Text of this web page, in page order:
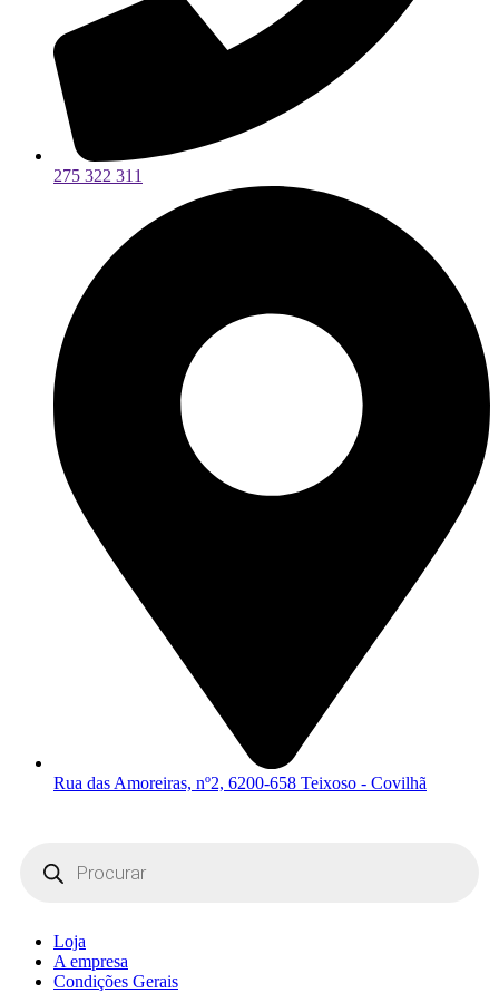
275 322 311
Rua das Amoreiras, nº2, 6200-658 Teixoso - Covilhã
search
Loja
A empresa
Condições Gerais